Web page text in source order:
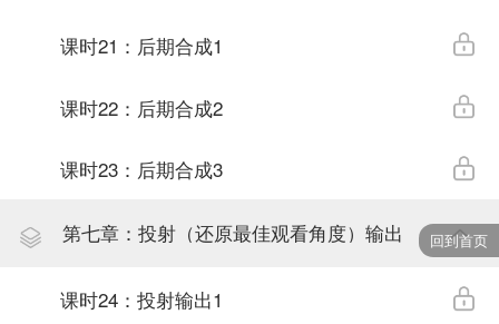
课时21：后期合成1
课时22：后期合成2
课时23：后期合成3
第七章：投射（还原最佳观看角度）输出
课时24：投射输出1
回到首页